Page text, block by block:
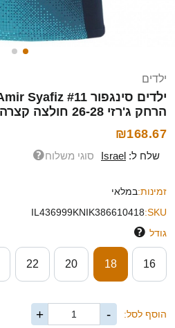
ילדים
הרחק ג'רזי 26-28 חולצה קצרה
₪168.67
שלח ל: Israel סוגי משלוח
זמינות:במלאי
SKU:
IL436999KNIK386610418
גודל
16
18
20
22
הוסף לסל: -
+